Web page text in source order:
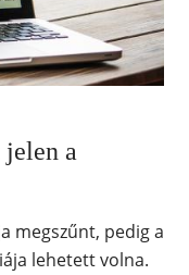
a
megszűnt, pedig a
lehetett volna.